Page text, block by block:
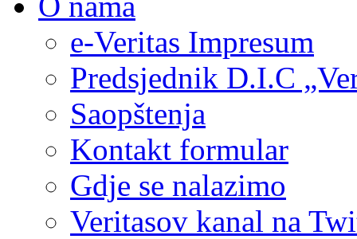
e-Veritas Impresum
Predsjednik D.I.C
Saopštenja
Kontakt formular
Gdje se nalazimo
Veritasov kanal na